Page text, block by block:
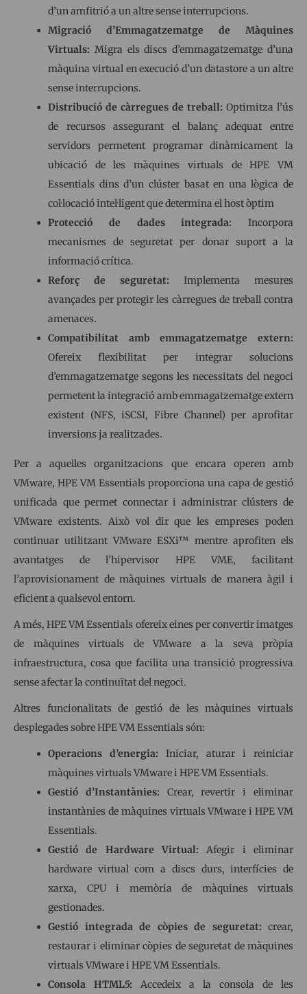
d’un amfitrió a un altre sense interrupcions.
Migració d’Emmagatzematge de Màquines
Virtuals: Migra els discs d’emmagatzematge d’una
màquina virtual en execució d’un datastore a un altre
sense interrupcions.
Distribució de càrregues de treball: Optimitza l’ús
de recursos assegurant el balanç adequat entre
servidors permetent programar dinàmicament la
ubicació de les màquines virtuals de HPE VM
Essentials dins d’un clúster basat en una lògica de
col·locació intel·ligent que determina el host òptim
Protecció de dades integrada: Incorpora
mecanismes de seguretat per donar suport a la
informació crítica.
Reforç de seguretat: Implementa mesures
avançades per protegir les càrregues de treball contra
amenaces.
Compatibilitat amb emmagatzematge extern:
Ofereix flexibilitat per integrar solucions
d’emmagatzematge segons les necessitats del negoci
permetent la integració amb emmagatzematge extern
existent (NFS, iSCSI, Fibre Channel) per aprofitar
inversions ja realitzades.
Per a aquelles organitzacions que encara operen amb
VMware, HPE VM Essentials proporciona una capa de gestió
unificada que permet connectar i administrar clústers de
VMware existents. Això vol dir que les empreses poden
continuar utilitzant VMware ESXi™ mentre aprofiten els
avantatges de l’hipervisor HPE VME, facilitant
l’aprovisionament de màquines virtuals de manera àgil i
eficient a qualsevol entorn.
A més, HPE VM Essentials ofereix eines per convertir imatges
de màquines virtuals de VMware a la seva pròpia
infraestructura, cosa que facilita una transició progressiva
sense afectar la continuïtat del negoci.
Altres funcionalitats de gestió de les màquines virtuals
desplegades sobre HPE VM Essentials són:
Operacions d’energia: Iniciar, aturar i reiniciar
màquines virtuals VMware i HPE VM Essentials.
Gestió d’Instantànies: Crear, revertir i eliminar
instantànies de màquines virtuals VMware i HPE VM
Essentials.
Gestió de Hardware Virtual: Afegir i eliminar
hardware virtual com a discs durs, interfícies de
xarxa, CPU i memòria de màquines virtuals
gestionades.
Gestió integrada de còpies de seguretat: crear,
restaurar i eliminar còpies de seguretat de màquines
virtuals VMware i HPE VM Essentials.
Consola HTML5: Accedeix a la consola de les